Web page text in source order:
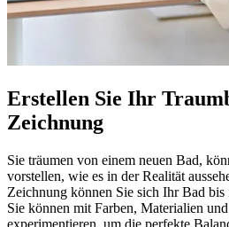
Erstellen Sie Ihr
Zeichnung
Sie träumen von einem neuen Bad,
vorstellen, wie es in der Realität
Zeichnung können Sie sich Ihr Bad
Sie können mit Farben, Materialien
experimentieren, um die perfekte